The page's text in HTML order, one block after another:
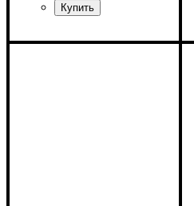
Ширина: 168 см